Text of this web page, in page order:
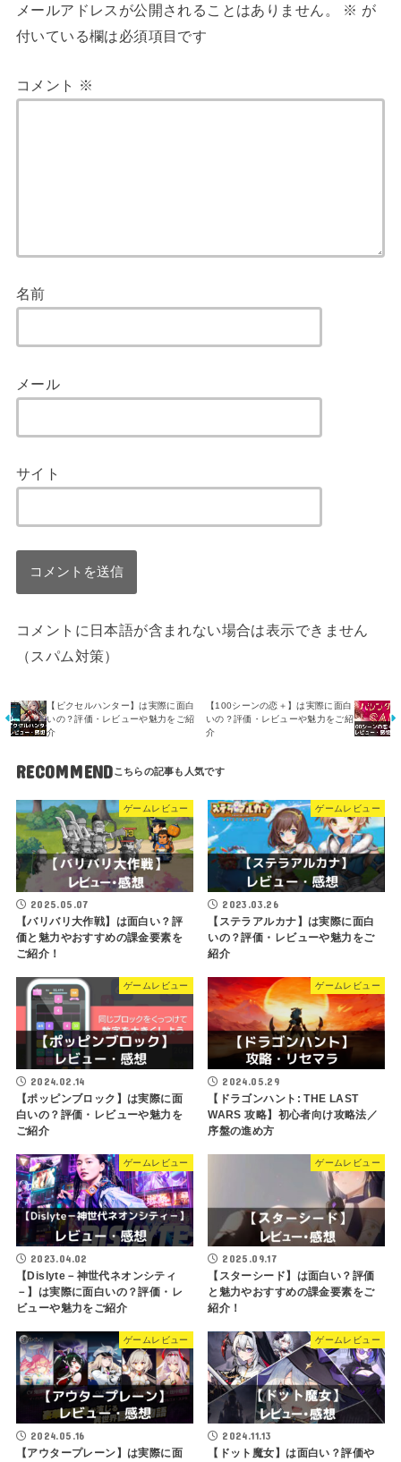
メールアドレスが公開されることはありません。 ※ が
付いている欄は必須項目です
コメント ※
名前
メール
サイト
コメントに日本語が含まれない場合は表示できません
（スパム対策）
【ピクセルハンター】は実際に面白
いの？評価・レビューや魅力をご紹
介
【100シーンの恋＋】は実際に面白
いの？評価・レビューや魅力をご紹
介
RECOMMEND
ゲームレビュー
2025.05.07
【バリバリ大作戦】は面白い？評
価と魅力やおすすめの課金要素を
ご紹介！
ゲームレビュー
2023.03.26
【ステラアルカナ】は実際に面白
いの？評価・レビューや魅力をご
紹介
ゲームレビュー
2024.02.14
【ポッピンブロック】は実際に面
白いの？評価・レビューや魅力を
ご紹介
ゲームレビュー
2024.05.29
【ドラゴンハント: THE LAST
WARS 攻略】初心者向け攻略法／
序盤の進め方
ゲームレビュー
2023.04.02
【Dislyte－神世代ネオンシティ
－】は実際に面白いの？評価・レ
ビューや魅力をご紹介
ゲームレビュー
2025.09.17
【スターシード】は面白い？評価
と魅力やおすすめの課金要素をご
紹介！
ゲームレビュー
2024.05.16
【アウタープレーン】は実際に面
ゲームレビュー
2024.11.13
【ドット魔女】は面白い？評価や